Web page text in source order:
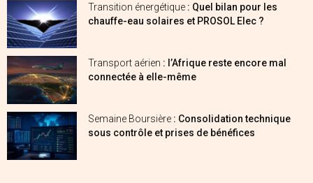
Transition énergétique : Quel bilan pour les
chauffe-eau solaires et PROSOL Elec ?
Transport aérien : l’Afrique reste encore mal
connectée à elle-même
Semaine Boursière : Consolidation technique
sous contrôle et prises de bénéfices